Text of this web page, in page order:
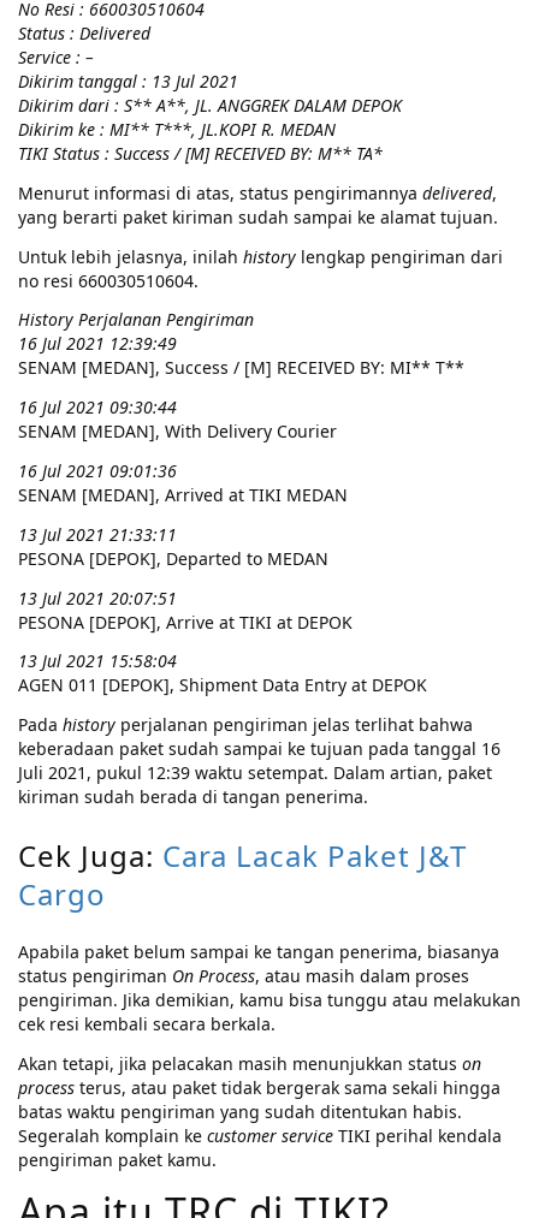
No Resi : 660030510604
Status : Delivered
Service : –
Dikirim tanggal : 13 Jul 2021
Dikirim dari : S** A**, JL. ANGGREK DALAM DEPOK
Dikirim ke : MI** T***, JL.KOPI R. MEDAN
TIKI Status : Success / [M] RECEIVED BY: M** TA*
Menurut informasi di atas, status pengirimannya delivered,
yang berarti paket kiriman sudah sampai ke alamat tujuan.
Untuk lebih jelasnya, inilah history lengkap pengiriman dari
no resi 660030510604.
History Perjalanan Pengiriman
16 Jul 2021 12:39:49
SENAM [MEDAN], Success / [M] RECEIVED BY: MI** T**
16 Jul 2021 09:30:44
SENAM [MEDAN], With Delivery Courier
16 Jul 2021 09:01:36
SENAM [MEDAN], Arrived at TIKI MEDAN
13 Jul 2021 21:33:11
PESONA [DEPOK], Departed to MEDAN
13 Jul 2021 20:07:51
PESONA [DEPOK], Arrive at TIKI at DEPOK
13 Jul 2021 15:58:04
AGEN 011 [DEPOK], Shipment Data Entry at DEPOK
Pada history perjalanan pengiriman jelas terlihat bahwa
keberadaan paket sudah sampai ke tujuan pada tanggal 16
Juli 2021, pukul 12:39 waktu setempat. Dalam artian, paket
kiriman sudah berada di tangan penerima.
Cek Juga: Cara Lacak Paket J&T
Cargo
Apabila paket belum sampai ke tangan penerima, biasanya
status pengiriman On Process, atau masih dalam proses
pengiriman. Jika demikian, kamu bisa tunggu atau melakukan
cek resi kembali secara berkala.
Akan tetapi, jika pelacakan masih menunjukkan status on
process terus, atau paket tidak bergerak sama sekali hingga
batas waktu pengiriman yang sudah ditentukan habis.
Segeralah komplain ke customer service TIKI perihal kendala
pengiriman paket kamu.